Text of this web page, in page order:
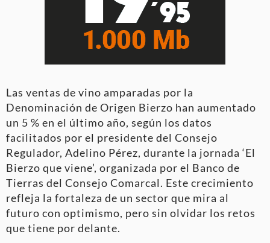
Las ventas de vino amparadas por la
Denominación de Origen Bierzo han aumentado
un 5 % en el último año, según los datos
facilitados por el presidente del Consejo
Regulador, Adelino Pérez, durante la jornada ‘El
Bierzo que viene’, organizada por el Banco de
Tierras del Consejo Comarcal. Este crecimiento
refleja la fortaleza de un sector que mira al
futuro con optimismo, pero sin olvidar los retos
que tiene por delante.